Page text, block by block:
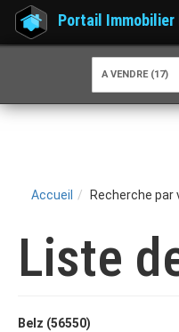
Portail Immobilier
A VENDRE (17)
Accueil Recherche par
Liste
Belz (56550)